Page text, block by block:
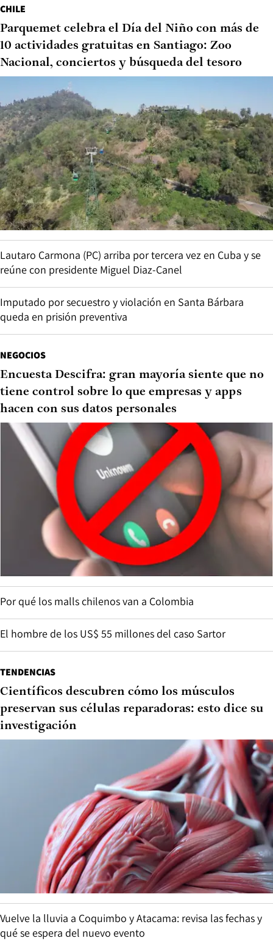
CHILE
Parquemet celebra el Día del Niño con más de
10 actividades gratuitas en Santiago: Zoo
Nacional, conciertos y búsqueda del tesoro
Lautaro Carmona (PC) arriba por tercera vez en Cuba y se
reúne con presidente Miguel Diaz-Canel
Imputado por secuestro y violación en Santa Bárbara
queda en prisión preventiva
NEGOCIOS
Encuesta Descifra: gran mayoría siente que no
tiene control sobre lo que empresas y apps
hacen con sus datos personales
Por qué los malls chilenos van a Colombia
El hombre de los US$ 55 millones del caso Sartor
TENDENCIAS
Científicos descubren cómo los músculos
preservan sus células reparadoras: esto dice su
investigación
Vuelve la lluvia a Coquimbo y Atacama: revisa las fechas y
qué se espera del nuevo evento